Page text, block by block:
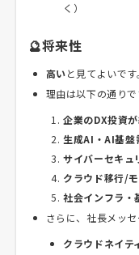
く）
🔮将来性
高いと見てよいです
理由は以下の通りで
企業のDX投資
生成AI・AI基盤
サイバーセキュ
クラウド移行/
社会インフラ・
さらに、社長メッ
クラウドネイテ